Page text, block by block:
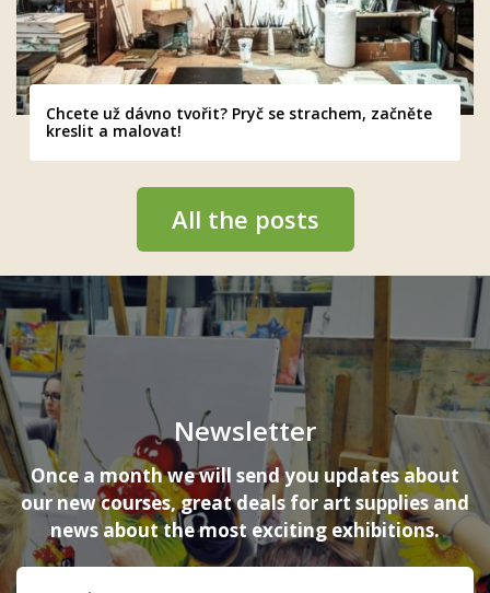
Chcete už dávno tvořit? Pryč se strachem, začněte
kreslit a malovat!
All the posts
Newsletter
Once a month we will send you updates about
our new courses, great deals for art supplies and
news about the most exciting exhibitions.